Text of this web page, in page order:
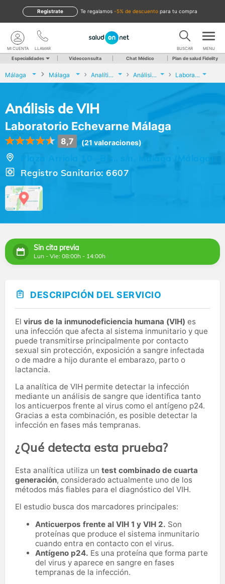
te regalamos -5% de descuento para tu compra
Regístrate
LLAMAR
MI CUENTA BUSCAR MENU
Especialidades Videoconsulta Chat Médico Plan de salud Fidelity
Málaga Málaga Analíticas y Genética Análisis de VIH Laboratorio Echevarne Málaga
Análisis de VIH
Laboratorio Echevarne Málaga
8,7 (21 valoraciones)
Plaza Arriola 10 –Bjs., s/n, Málaga (Málaga)
Registro Sanitario: 6607
Sin cita previa
Lun - Vie: 08:00h - 14:00h
DESCRIPCIÓN DEL SERVICIO
El virus de la inmunodeficiencia humana (VIH) es
una infección que afecta al sistema inmunitario y que
puede transmitirse principalmente por contacto
sexual sin protección, exposición a sangre infectada
o de madre a hijo durante el embarazo, parto o
lactancia.
La analítica de VIH permite detectar la infección
mediante un análisis de sangre que identifica tanto
los anticuerpos frente al virus como el antígeno p24.
Gracias a esta combinación, es posible detectar la
infección en fases más tempranas.
¿Qué detecta esta prueba?
Esta analítica utiliza un test combinado de cuarta
generación, considerado actualmente uno de los
métodos más fiables para el diagnóstico del VIH.
El estudio busca dos marcadores principales:
Anticuerpos frente al VIH 1 y VIH 2. Son
proteínas que produce el sistema inmunitario
cuando entra en contacto con el virus.
Antígeno p24. Es una proteína que forma parte
del virus y aparece en sangre en fases
tempranas de la infección.